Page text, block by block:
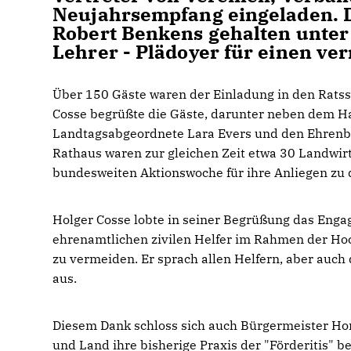
Neujahrsempfang
Robert Benkens gehalten
Lehrer - Plädoyer für einen
Über 150 Gäste waren der Einladung in den
Cosse begrüßte die Gäste, darunter neben dem
Landtagsabgeordnete Lara Evers und den
Rathaus waren zur gleichen Zeit etwa 30
bundesweiten Aktionswoche für ihre Anliegen
Holger Cosse lobte in seiner Begrüßung das
ehrenamtlichen zivilen Helfer im Rahmen der
zu vermeiden. Er sprach allen Helfern, aber
aus.
Diesem Dank schloss sich auch Bürgermeister
und Land ihre bisherige Praxis der "Förderitis"